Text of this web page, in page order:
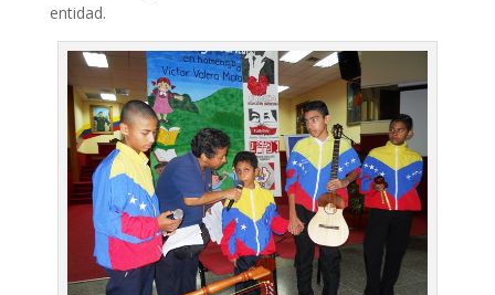
entidad.